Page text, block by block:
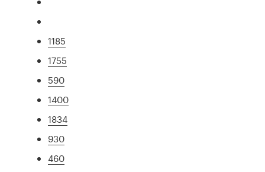
1185
1755
590
1400
1834
930
460